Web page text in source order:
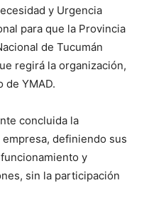
y Urgencia
para que la Provincia
de Tucumán
regirá la organización,
de YMAD.
concluida la
definiendo sus
y
sin la participación